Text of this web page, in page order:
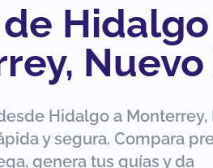
Hidalgo a Monterrey,
y segura. Compara
genera tus guías y da